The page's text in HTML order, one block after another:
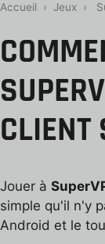
Accueil › Jeux ›
CLIENT
Jouer à
simple qu'il n'y
Android et le